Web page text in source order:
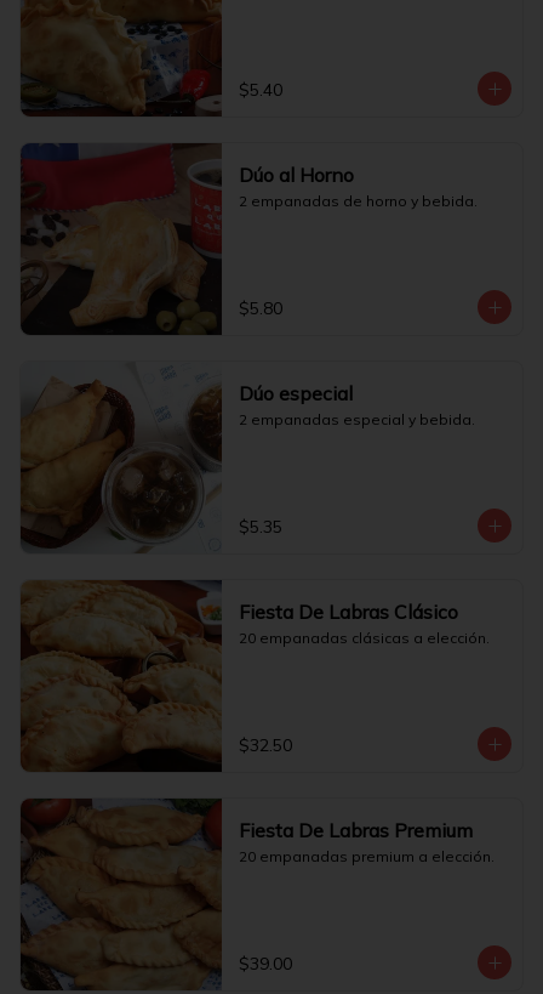
$5.40
Dúo al Horno
2 empanadas de horno y bebida.
$5.80
Dúo especial
2 empanadas especial y bebida.
$5.35
Fiesta De Labras Clásico
20 empanadas clásicas a elección.
$32.50
Fiesta De Labras Premium
20 empanadas premium a elección.
$39.00